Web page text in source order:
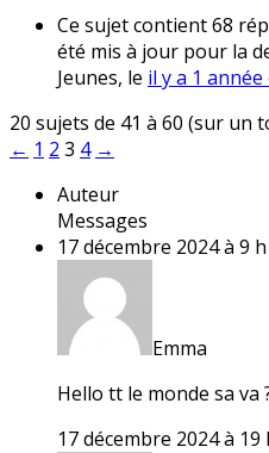
Ce sujet contient 68
été mis à jour pour la
Jeunes, le il y a 1
20 sujets de 41 à 60 (sur un
← 1 2 3 4 →
Auteur
Messages
17 décembre 2024 à 9
Emma
Hello tt le monde sa va
17 décembre 2024 à 19